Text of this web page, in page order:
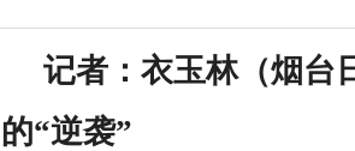
记者：衣玉林（烟台
“逆袭”